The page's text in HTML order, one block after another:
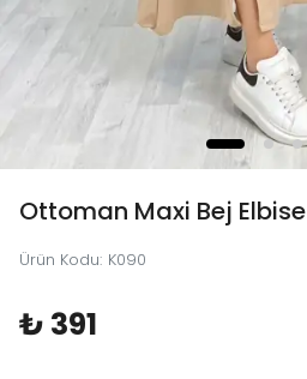
Ottoman Maxi Bej Elbise
Ürün Kodu: K090
₺ 391